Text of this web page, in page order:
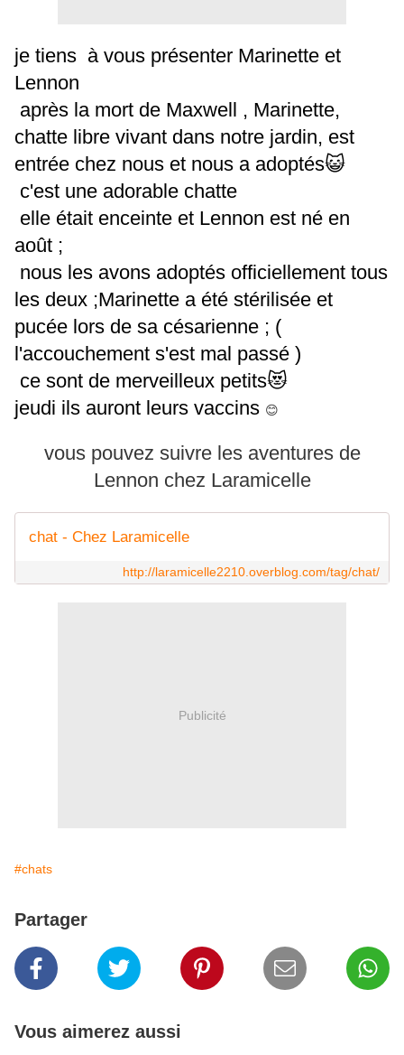
je tiens à vous présenter Marinette et
Lennon
après la mort de Maxwell , Marinette,
chatte libre vivant dans notre jardin, est
entrée chez nous et nous a adoptés😺
c'est une adorable chatte
elle était enceinte et Lennon est né en
août ;
nous les avons adoptés officiellement tous
les deux ;Marinette a été stérilisée et
pucée lors de sa césarienne ; (
l'accouchement s'est mal passé )
ce sont de merveilleux petits😻
jeudi ils auront leurs vaccins 😊
vous pouvez suivre les aventures de
Lennon chez Laramicelle
chat - Chez Laramicelle
http://laramicelle2210.overblog.com/tag/chat/
Publicité
#chats
Partager
Vous aimerez aussi